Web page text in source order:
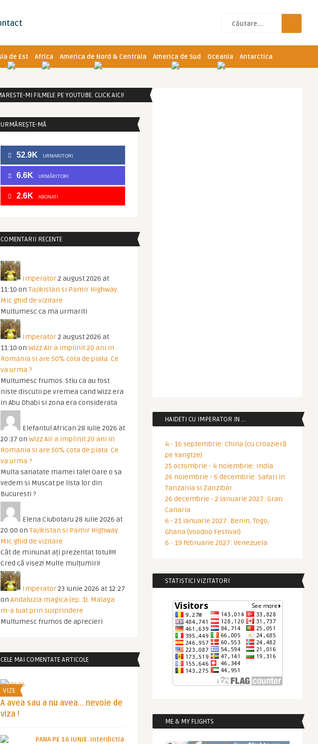
de Est Africa America de Nord & Centrala America de Sud Oceania Antarctica
MI FILMELE PE YOUTUBE. CLICK AICI!
URMĂREȘTE-MĂ
52.9K URMARITORI
6.6K URMĂRITORI
2.6K ABONATI
COMENTARII RECENTE
Imperator2 august 2026 at
11:10 on Tajikistan si Pamir Highway.
Mic ghid de vizitare
Multumesc ca ma urmariti
Imperator2 august 2026 at
11:10 on Wizz Air a implinit 20 ani in
Romania si are 50% cota de piata. Ce
va urma ?
Multumesc frumos. Stiu ca au fost
niste discutii pe vremea cand Wizz era
in Abu Dhabi si zona era considerata
Elefantul African 28 iulie 2026 at
20:37 on Wizz Air a implinit 20 ani in
Romania si are 50% cota de piata. Ce
va urma ?
Multa sanatate mamei tale! Oare o sa
vedem si Muscat pe lista lor din
Bucuresti ?
Elena Ciubotaru 28 iulie 2026 at
20:00 on Tajikistan si Pamir Highway.
Mic ghid de vizitare
Cât de minunat ați prezentat totul!!!!
Cred că visez! Multe mulțumiri!
Imperator23 iunie 2026 at 12:27
on Andaluzia magica (ep. 1). Malaga
m-a luat prin surprindere
Multumesc frumos de aprecieri
CELE MAI COMENTATE ARTICOLE
VIZE
A avea sau a nu avea… nevoie de
viza !
PANA PE 16 IUNIE. Interdictia
HAIDETI CU IMPERATOR IN …
4 - 16 septembrie: China (cu croazieră
pe Yangtze)
25 octombrie - 4 noiembrie: India
26 noiembrie - 6 decembrie: Safari in
Tanzania si Zanzibar
26 decembrie - 2 ianuarie 2027: Gran
Canaria
6 - 21 ianuarie 2027: Benin, Togo,
Ghana (Voodoo Festival)
6 - 19 februarie 2027: Venezuela
STATISTICI VIZITATORI
ME & MY FLIGHTS